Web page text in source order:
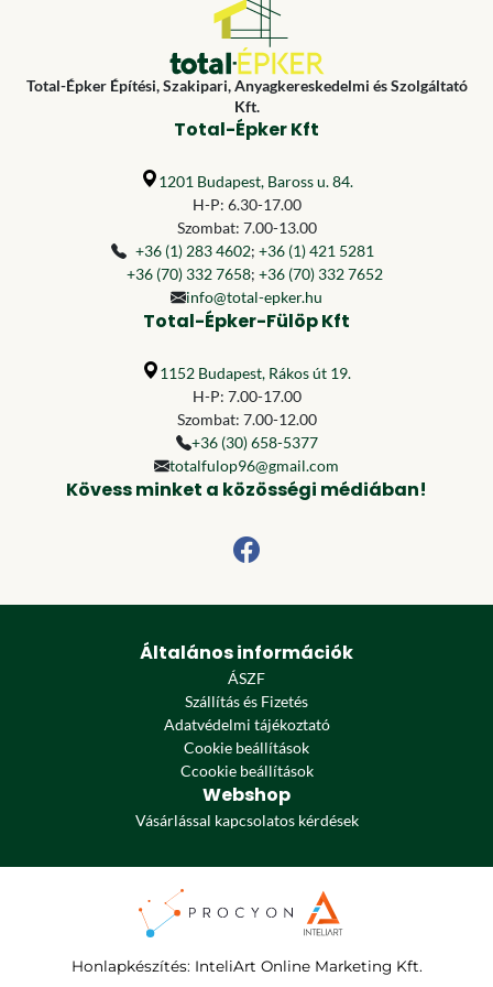
Total-Épker Építési, Szakipari, Anyagkereskedelmi és Szolgáltató
Kft.
Total-Épker Kft
1201 Budapest, Baross u. 84.
H-P: 6.30-17.00
Szombat: 7.00-13.00
+36 (1) 283 4602; +36 (1) 421 5281
+36 (70) 332 7658; +36 (70) 332 7652
info@total-epker.hu
Total-Épker-Fülöp Kft
1152 Budapest, Rákos út 19.
H-P: 7.00-17.00
Szombat: 7.00-12.00
+36 (30) 658-5377
totalfulop96@gmail.com
Kövess minket a közösségi médiában!
Általános információk
ÁSZF
Szállítás és Fizetés
Adatvédelmi tájékoztató
Cookie beállítások
Ccookie beállítások
Webshop
Vásárlással kapcsolatos kérdések
Honlapkészítés: InteliArt Online Marketing Kft.